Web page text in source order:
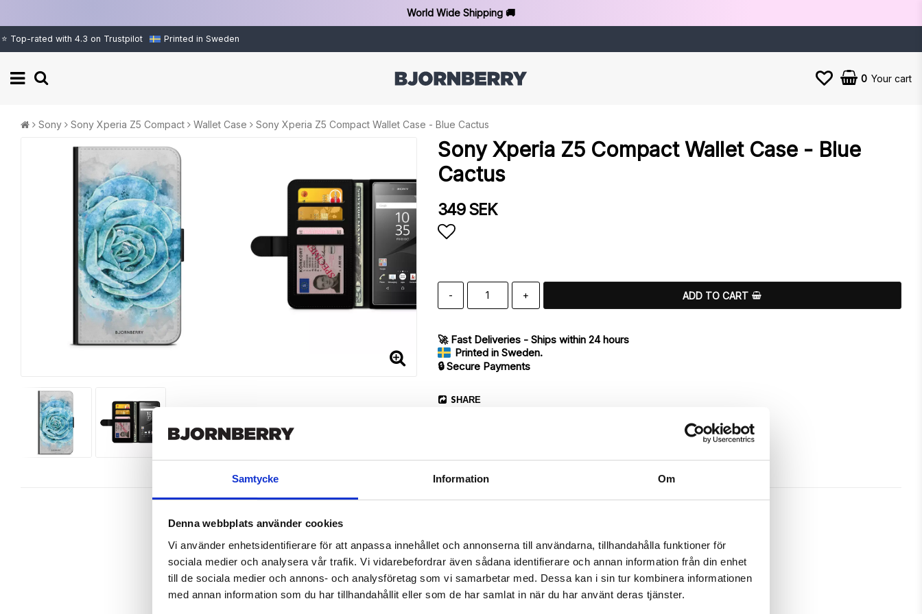
Samtycke Information Om
Denna webbplats använder cookies
Vi använder enhetsidentifierare för att anpassa innehållet och annonserna till användarna, tillhandahålla funktioner för
sociala medier och analysera vår trafik. Vi vidarebefordrar även sådana identifierare och annan information från din enhet
till de sociala medier och annons- och analysföretag som vi samarbetar med. Dessa kan i sin tur kombinera informationen
med annan information som du har tillhandahållit eller som de har samlat in när du har använt deras tjänster.
World Wide Shipping 🚚
⭐ Top-rated with 4.3 on Trustpilot Printed in Sweden
0 Your cart
Sony Sony Xperia Z5 Compact Wallet Case Sony Xperia Z5 Compact Wallet Case - Blue Cactus
Sony Xperia Z5 Compact Wallet Case - Blue
Cactus
349 SEK
- + ADD TO CART
🚀 Fast Deliveries - Ships within 24 hours
Printed in Sweden.
🔒 Secure Payments
SHARE
Article no.: 17245
Wallet case from Bjornberry for your Sony Xperia Z5 Compact with unique “Blue Cactus”-pattern. Which gives great protection and has
a unique design.
Product details: